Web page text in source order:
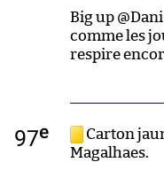
Big up
comme les
respire
97e
Carton
Magalhaes.